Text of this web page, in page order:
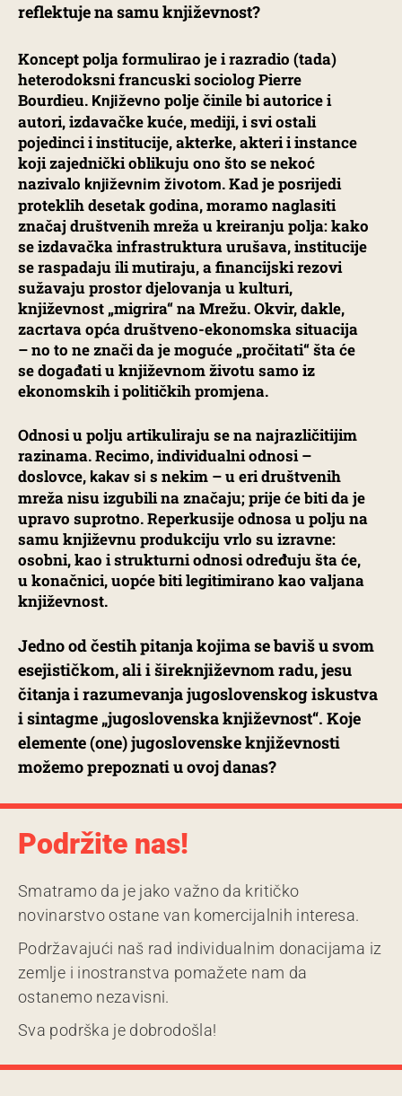
reflektuje na samu književnost?
Koncept polja formulirao je i razradio (tada)
heterodoksni francuski sociolog Pierre
Bourdieu. Književno polje činile bi autorice i
autori, izdavačke kuće, mediji, i svi ostali
pojedinci i institucije, akterke, akteri i instance
koji zajednički oblikuju ono što se nekoć
nazivalo književnim životom. Kad je posrijedi
proteklih desetak godina, moramo naglasiti
značaj društvenih mreža u kreiranju polja: kako
se izdavačka infrastruktura urušava, institucije
se raspadaju ili mutiraju, a financijski rezovi
sužavaju prostor djelovanja u kulturi,
književnost „migrira“ na Mrežu. Okvir, dakle,
zacrtava opća društveno-ekonomska situacija
– no to ne znači da je moguće „pročitati“ šta će
se događati u književnom životu samo iz
ekonomskih i političkih promjena.
Odnosi u polju artikuliraju se na najrazličitijim
razinama. Recimo, individualni odnosi –
doslovce, kakav si s nekim – u eri društvenih
mreža nisu izgubili na značaju; prije će biti da je
upravo suprotno. Reperkusije odnosa u polju na
samu književnu produkciju vrlo su izravne:
osobni, kao i strukturni odnosi određuju šta će,
u konačnici, uopće biti legitimirano kao valjana
književnost.
Jedno od čestih pitanja kojima se baviš u svom
esejističkom, ali i šireknjiževnom radu, jesu
čitanja i razumevanja jugoslovenskog iskustva
i sintagme „jugoslovenska književnost“. Koje
elemente (one) jugoslovenske književnosti
možemo prepoznati u ovoj danas?
Podržite nas!
Smatramo da je jako važno da kritičko
novinarstvo ostane van komercijalnih interesa.
Podržavajući naš rad individualnim donacijama iz
zemlje i inostranstva pomažete nam da
ostanemo nezavisni.
Sva podrška je dobrodošla!